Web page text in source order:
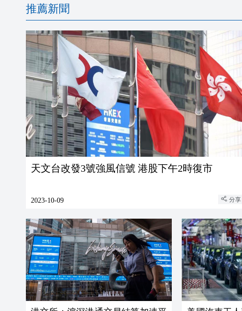
推薦新聞
天文台改發3號強風信號 港股下午2時復市
2023-10-09 分享